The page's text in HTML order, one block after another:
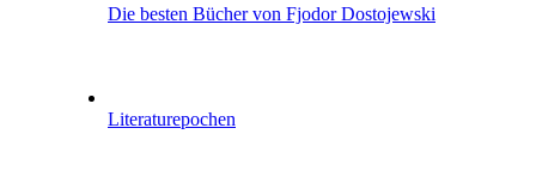
Die besten Bücher von Fjodor Dostojewski
Literaturepochen